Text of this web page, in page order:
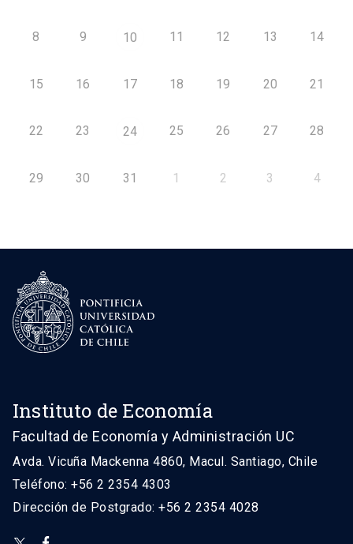
8 9 10 11 12 13 14
15 16 17 18 19 20 21
22 23 24 25 26 27 28
29 30 31 1 2 3 4
Instituto de Economía
Facultad de Economía y Administración UC
Avda. Vicuña Mackenna 4860, Macul. Santiago, Chile
Teléfono: +56 2 2354 4303
Dirección de Postgrado: +56 2 2354 4028